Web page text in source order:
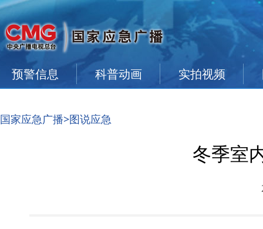
预警信息 科普动画 实拍视频
国家应急广播>图说应急
冬季室